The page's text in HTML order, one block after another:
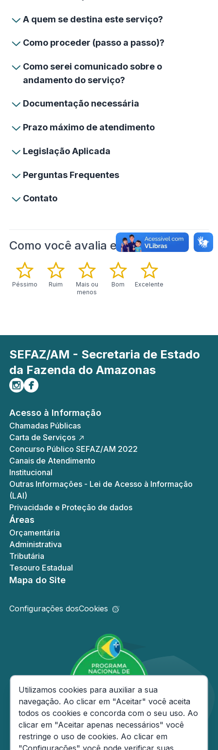
A quem se destina este serviço?
Como proceder (passo a passo)?
Como serei comunicado sobre o
andamento do serviço?
Documentação necessária
Prazo máximo de atendimento
Legislação Aplicada
Perguntas Frequentes
Contato
Como você avalia este serviço?
Péssimo Ruim
Mais ou
menos
Bom Excelente
SEFAZ/AM - Secretaria de Estado
da Fazenda do Amazonas
Siga-nos no Instagram
Curta-nos no Facebook
Acesso à Informação
Chamadas Públicas
Carta de Serviços
Concurso Público SEFAZ/AM 2022
Canais de Atendimento
Institucional
Outras Informações - Lei de Acesso à Informação
(LAI)
Privacidade e Proteção de dados
Áreas
Orçamentária
Administrativa
Tributária
Tesouro Estadual
Mapa do Site
Configurações dosCookies
Consentimento de Cookies
Utilizamos cookies para auxiliar a sua
navegação. Ao clicar em "Aceitar" você aceita
todos os cookies e concorda com o seu uso. Ao
clicar em "Aceitar apenas necessários" você
restringe o uso de cookies. Ao clicar em
"Configurações" você pode verificar suas